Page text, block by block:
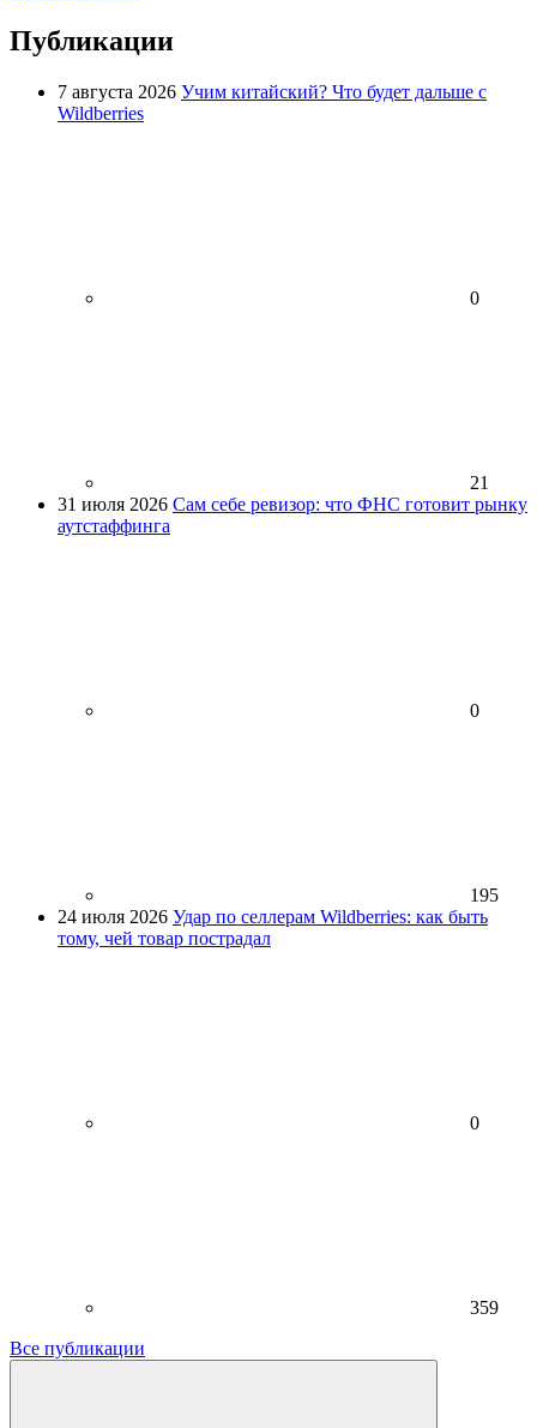
Публикации
7 августа 2026 Учим китайский? Что будет дальше с
Wildberries
0
21
31 июля 2026 Сам себе ревизор: что ФНС готовит рынку
аутстаффинга
0
195
24 июля 2026 Удар по селлерам Wildberries: как быть
тому, чей товар пострадал
0
359
Все публикации